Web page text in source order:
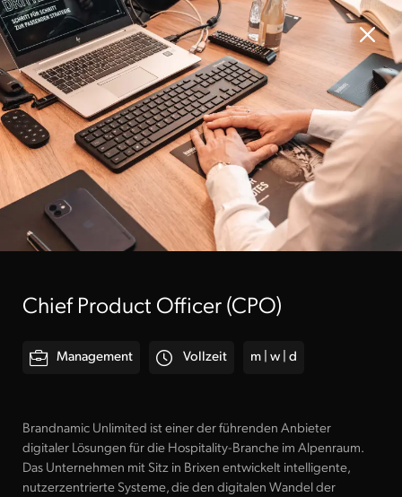
Spot
Reinventing hospitality. Together.
Brandnamic gehört zu den führenden europäischen
Unternehmenfür innovative Entwicklungen in der
Chief Product Officer (CPO)
Management Vollzeit m | w | d
Brandnamic Unlimited ist einer der führenden Anbieter
digitaler Lösungen für die Hospitality-Branche im Alpenraum.
Das Unternehmen mit Sitz in Brixen entwickelt intelligente,
nutzerzentrierte Systeme, die den digitalen Wandel der